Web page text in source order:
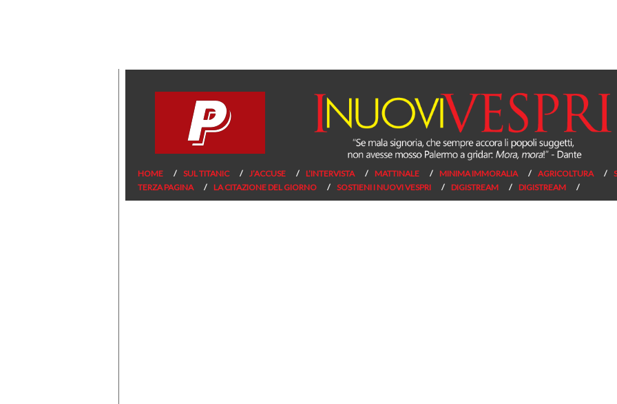
HOME SUL TITANIC J’ACCUSE L’INTERVISTA MATTINALE MINIMA IMMORALIA AGRICOLTURA
TERZA PAGINA
LA CITAZIONE DEL GIORNO SOSTIENI I NUOVI VESPRI DIGISTREAM DIGISTREAM